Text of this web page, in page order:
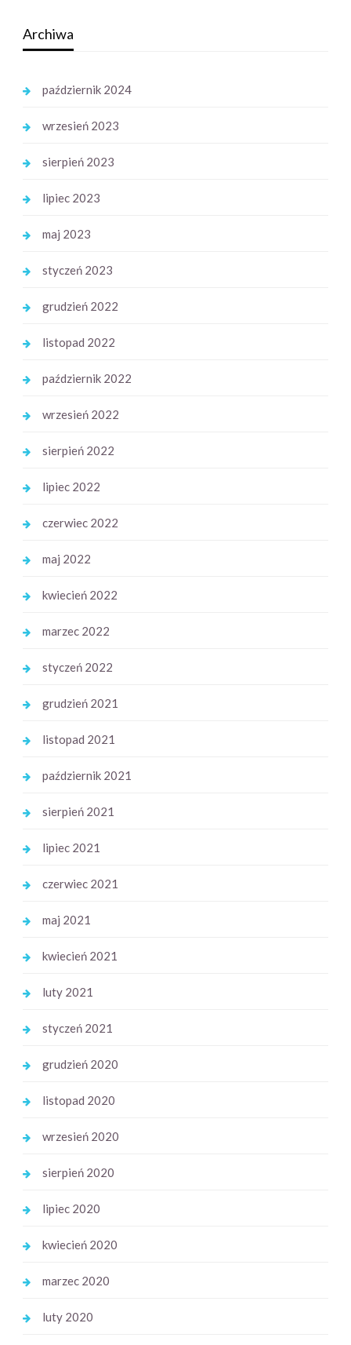
Archiwa
październik 2024
wrzesień 2023
sierpień 2023
lipiec 2023
maj 2023
styczeń 2023
grudzień 2022
listopad 2022
październik 2022
wrzesień 2022
sierpień 2022
lipiec 2022
czerwiec 2022
maj 2022
kwiecień 2022
marzec 2022
styczeń 2022
grudzień 2021
listopad 2021
październik 2021
sierpień 2021
lipiec 2021
czerwiec 2021
maj 2021
kwiecień 2021
luty 2021
styczeń 2021
grudzień 2020
listopad 2020
wrzesień 2020
sierpień 2020
lipiec 2020
kwiecień 2020
marzec 2020
luty 2020